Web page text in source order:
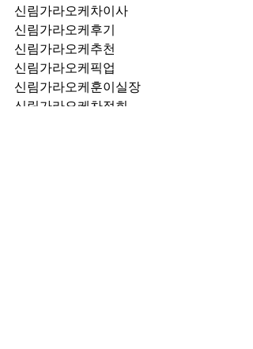
신림가라오케차이사
신림가라오케후기
신림가라오케추천
신림가라오케훈이실장
신림가라오케차정희